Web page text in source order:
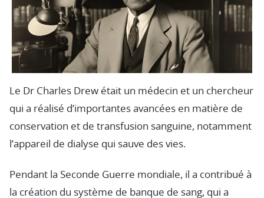
Le Dr Charles Drew était un médecin et un chercheur
qui a réalisé d’importantes avancées en matière de
conservation et de transfusion sanguine, notamment
l’appareil de dialyse qui sauve des vies.
Pendant la Seconde Guerre mondiale, il a contribué à
la création du système de banque de sang, qui a